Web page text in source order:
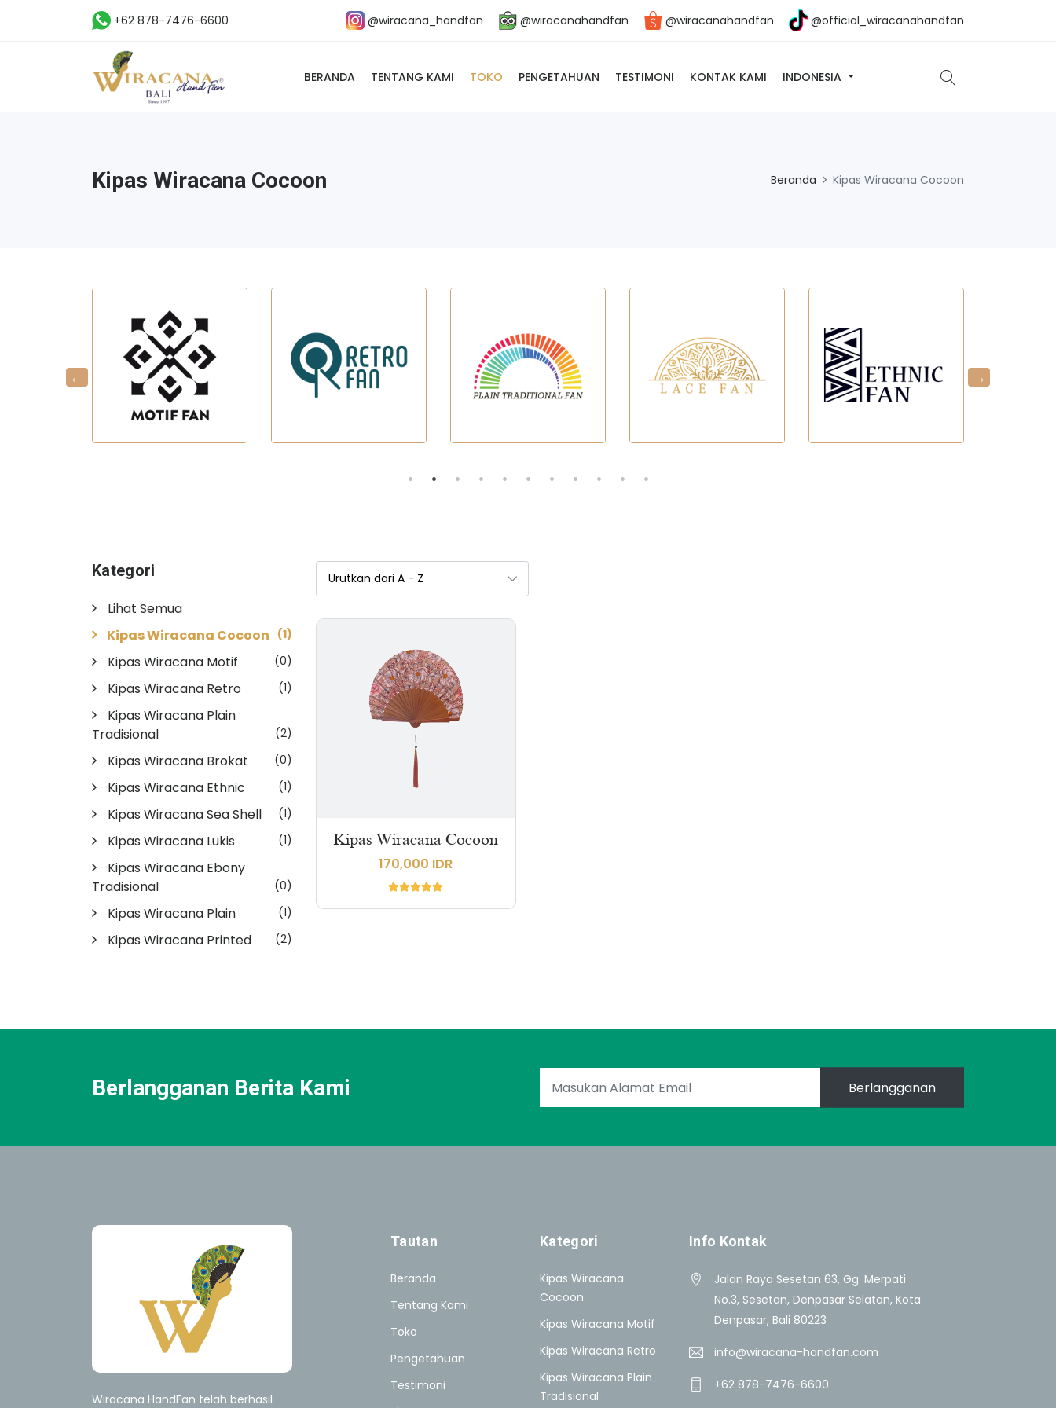
+62 878-7476-6600 @wiracana_handfan @wiracanahandfan @wiracanahandfan @official_wiracanahandfan
BERANDA TENTANG KAMI TOKO PENGETAHUAN TESTIMONI KONTAK KAMI INDONESIA
Kipas Wiracana Cocoon Beranda Kipas Wiracana Cocoon
Kipas Wiracana Cocoon
170,000 IDR
Kategori
Lihat Semua
Kipas Wiracana Cocoon (1)
Kipas Wiracana Motif (0)
Kipas Wiracana Retro (1)
Kipas Wiracana Plain
Tradisional
(2)
Kipas Wiracana Brokat (0)
Kipas Wiracana Ethnic (1)
Kipas Wiracana Sea Shell (1)
Kipas Wiracana Lukis (1)
Kipas Wiracana Ebony
Tradisional
(0)
Kipas Wiracana Plain (1)
Kipas Wiracana Printed (2)
Berlangganan Berita Kami Berlangganan
Wiracana HandFan telah berhasil
Tautan
Beranda
Tentang Kami
Toko
Pengetahuan
Testimoni
Kategori
Kipas Wiracana
Cocoon
Kipas Wiracana Motif
Kipas Wiracana Retro
Kipas Wiracana Plain
Tradisional
Info Kontak
Jalan Raya Sesetan 63, Gg. Merpati
No.3, Sesetan, Denpasar Selatan, Kota
Denpasar, Bali 80223
info@wiracana-handfan.com
+62 878-7476-6600